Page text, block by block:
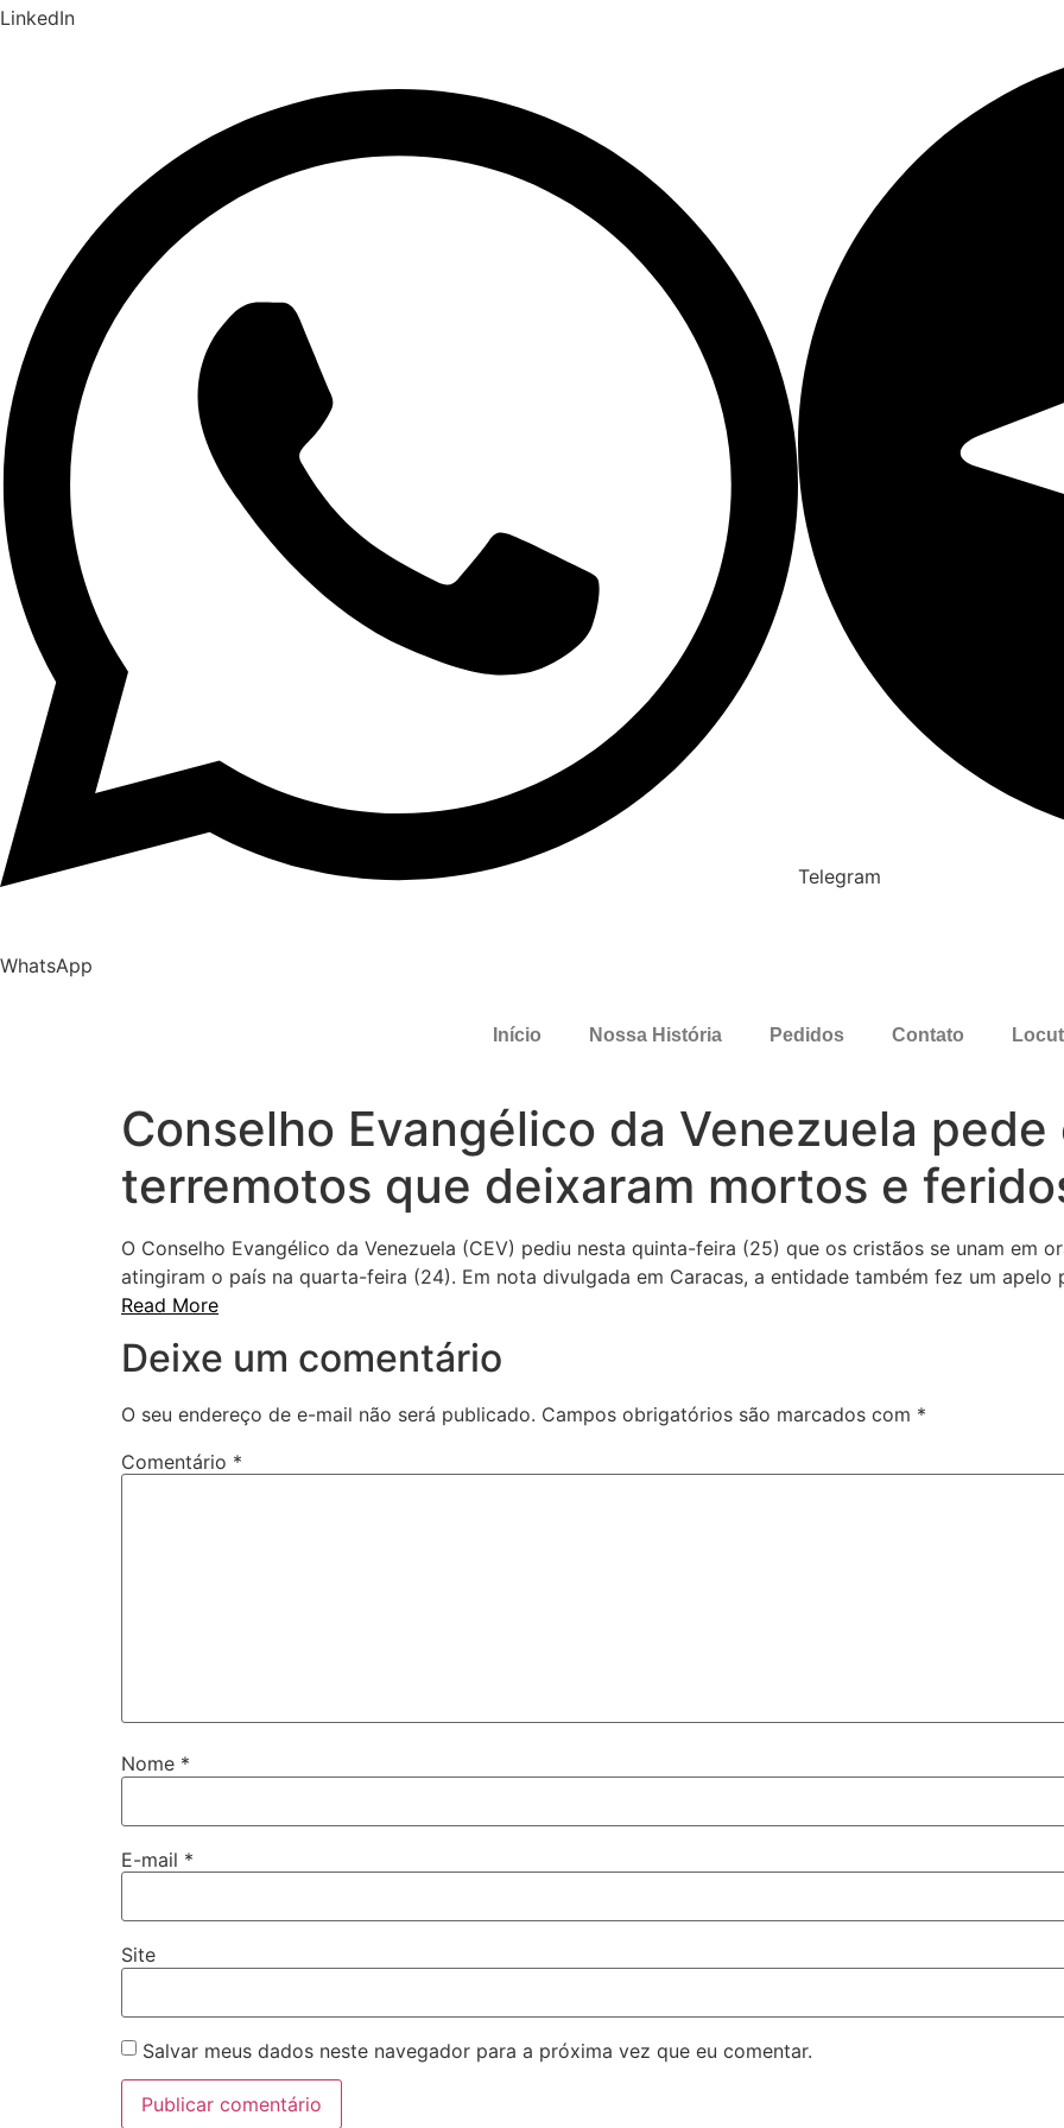
LinkedIn
WhatsApp
Telegram
Início Nossa História Pedidos Contato
Conselho Evangélico da Venezuela
terremotos que deixaram mortos e
O Conselho Evangélico da Venezuela (CEV) pediu nesta quinta-feira (25) que os cristãos se unam em
atingiram o país na quarta-feira (24). Em nota divulgada em Caracas, a entidade também fez um
Read More
Deixe um comentário
O seu endereço de e-mail não será publicado. Campos obrigatórios são marcados com *
Comentário *
Nome *
E-mail *
Site
Salvar meus dados neste navegador para a próxima vez que eu comentar.